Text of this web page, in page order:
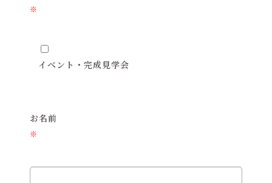
※
イベント・完成見学会
お名前
※